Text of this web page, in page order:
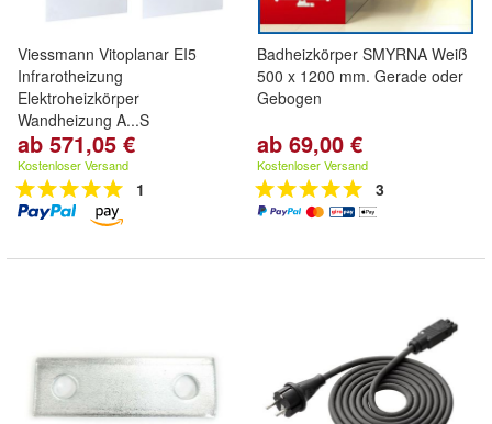
Viessmann Vitoplanar EI5
Infrarotheizung
Elektroheizkörper
Wandheizung A...S
ab 571,05 €
Kostenloser Versand
1
Badheizkörper SMYRNA Weiß
500 x 1200 mm. Gerade oder
Gebogen
ab 69,00 €
Kostenloser Versand
3